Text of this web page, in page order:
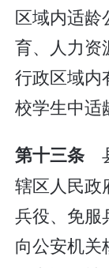
区域内适龄
育、人力资
行政区域内
校学生中适
第十三条
辖区人民政
兵役、免服
向公安机关